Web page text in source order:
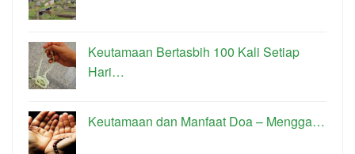
Keutamaan Bertasbih 100 Kali Setiap
Hari…
Keutamaan dan Manfaat Doa – Mengga…